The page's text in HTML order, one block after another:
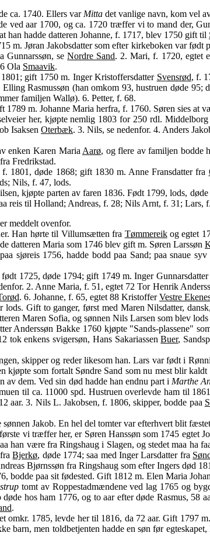
ca. 1740. Ellers var Mitta det vanlige navn, kom vel
aar 1700, og ca. 1720 træffer vi to mand der,
han hadde datteren Johanne, f. 1717, blev 1750 gift til
m. Jøran Jakobsdatter som efter kirkeboken var født
Gunnarssøn, seNordre Sand. 2. Mari, f. 1720, egtet
Ola Smaavik.
gift 1750 m. Inger Kristoffersdatter Svensrød, f.
Rasmussøn (han omkom 93, hustruen døde 95;
familjen Wallø). 6. Petter, f. 68.
1789 m. Johanne Maria herfra, f. 1760. Søren sies at
her, kjøpte nemlig 1803 for 250 rdl.
Isaksen Oterbæk. 3. Nils, se nedenfor. 4. Anders
Karen Maria Aarø, og flere av familjen bodde
Fredrikstad.
1801, døde 1868; gift 1830 m. Anne Fransdatter fra
Nils, f. 47, lods.
kjøpte parten av faren 1836. Født 1799, lods,
reis til Holland; Andreas, f. 28; Nils Arnt, f. 31; Lars,
meddelt ovenfor.
Han hørte til Villumsætten fra Tømmereikog egtet
datteren Maria som 1746 blev gift m. Søren Larssøn
sjøreis 1756, hadde bodd paa Sand; paa snaue
født 1725, døde 1794; gift 1749 m. Inger
2. Anne Maria, f. 51, egtet 72 Tor Henrik
. 6. Johanne, f. 65, egtet 88 KristofferVestre
lods. Gift to ganger, først med Maren Nilsdatter,
Maren Sofia, og sønnen Nils Larsen som blev
Anderssøn Bakke 1760 kjøpte "Sands-plassene"
tok enkens svigersøn, Hans SakariassenBuer,
skipper og reder likesom han. Lars var født i
kjøpte som fortalt Søndre Sand som nu mest blir
av dem. Ved sin død hadde han endnu part i Marthe
til ca. 11000 spd. Hustruen overlevde ham til
aar. 3. Nils L. Jakobsen, f. 1806, skipper, bodde paa
Jakob. En hel del tomter var efterhvert blit
vi træffer her, er Søren Hanssøn som 1745 egtet
han være fra Ringshaug i Slagen, og stedet maa ha
fraBjerkø, døde 1774; saa med Inger Larsdatter fra
Bjørnssøn fra Ringshaug som efter Ingers død
paa sit fødested. Gift 1812 m. Elen Maria
tomt av Roppestadmændene ved lag 1765 og
døde hos ham 1776, og to aar efter døde Rasmus, 58
.
omkr. 1785, levde her til 1816, da 72 aar. Gift 1797
barn, men toldbetjenten hadde en søn før